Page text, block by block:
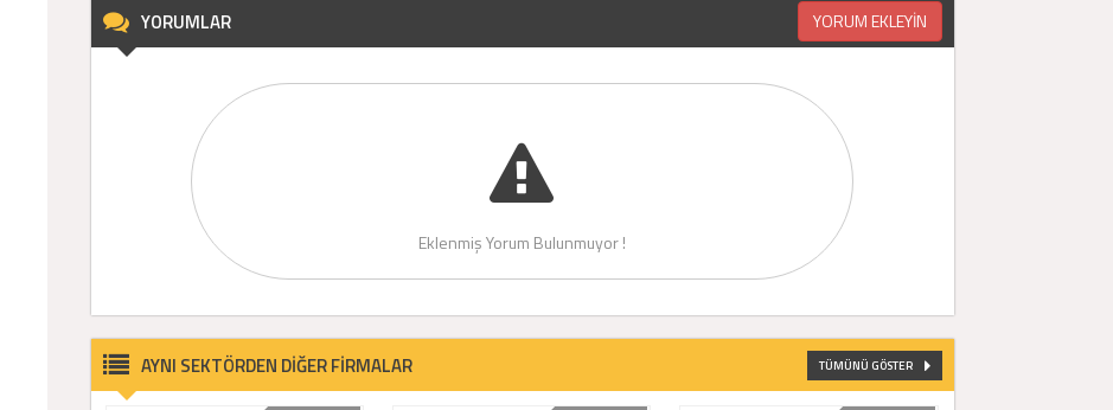
YORUMLAR YORUM EKLEYİN
Eklenmiş Yorum Bulunmuyor !
AYNI SEKTÖRDEN DİĞER FİRMALAR TÜMÜNÜ GÖSTER